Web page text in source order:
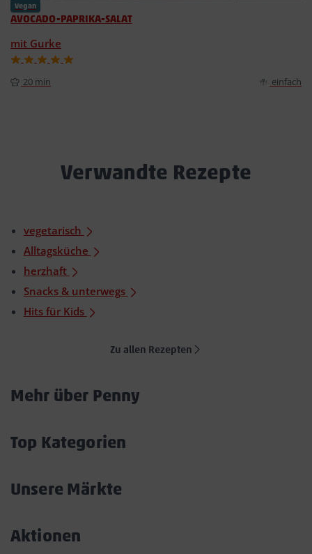
Vegan
AVOCADO-PAPRIKA-SALAT
mit Gurke
20 min einfach
Verwandte Rezepte
vegetarisch
Alltagsküche
herzhaft
Snacks & unterwegs
Hits für Kids
Zu allen Rezepten
Mehr über Penny
Top Kategorien
Unsere Märkte
Aktionen